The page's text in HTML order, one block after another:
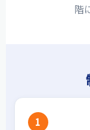
階
1